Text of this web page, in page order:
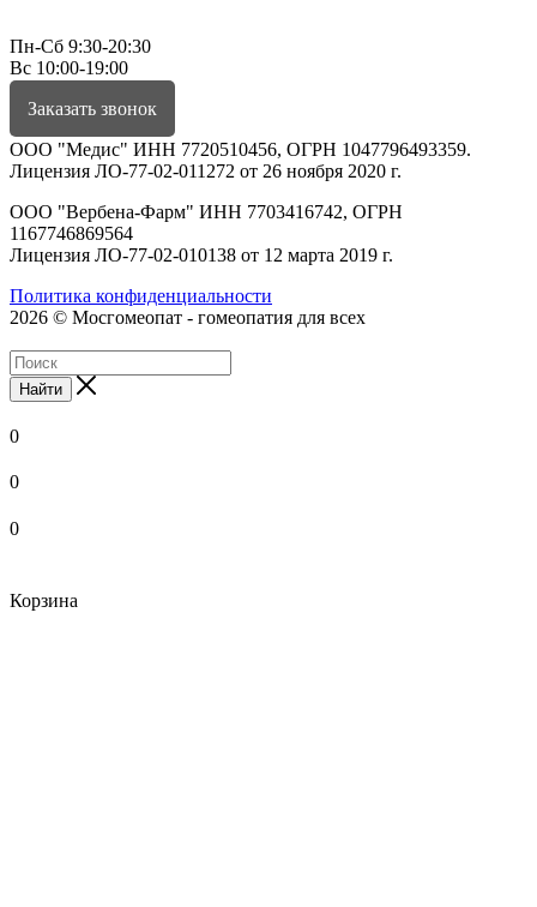
Пн-Сб 9:30-20:30
Вс 10:00-19:00
Заказать звонок
ООО "Медис" ИНН 7720510456, ОГРН 1047796493359.
Лицензия ЛО-77-02-011272 от 26 ноября 2020 г.
ООО "Вербена-Фарм" ИНН 7703416742, ОГРН
1167746869564
Лицензия ЛО-77-02-010138 от 12 марта 2019 г.
Политика конфиденциальности
2026 © Мосгомеопат - гомеопатия для всех
Найти
0
0
0
Корзина